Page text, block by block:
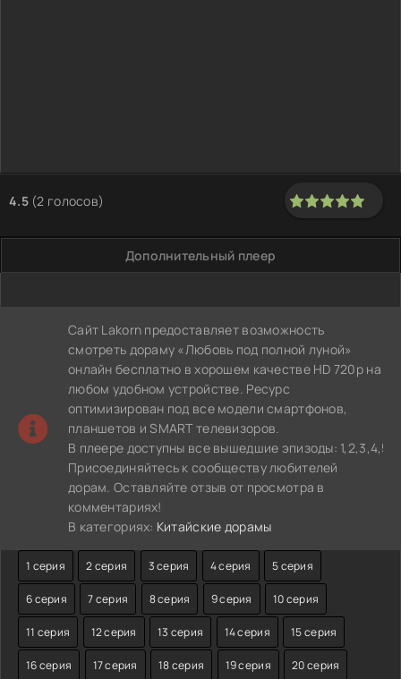
4.5(2 голосов)
Дополнительный плеер
Сайт Lakorn предоставляет возможность
смотреть дораму «Любовь под полной луной»
онлайн бесплатно в хорошем качестве HD 720p на
любом удобном устройстве. Ресурс
оптимизирован под все модели смартфонов,
планшетов и SMART телевизоров.
В плеере доступны все вышедшие эпизоды:
Присоединяйтесь к сообществу любителей
дорам. Оставляйте отзыв от просмотра в
комментариях!
В категориях: Китайские дорамы
1 серия 2 серия 3 серия 4 серия 5 серия
6 серия 7 серия 8 серия 9 серия 10 серия
11 серия 12 серия 13 серия 14 серия 15 серия
16 серия 17 серия 18 серия 19 серия 20 серия